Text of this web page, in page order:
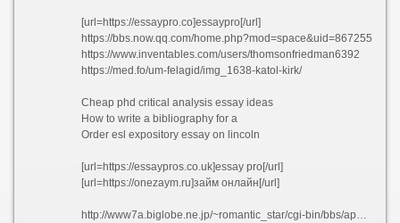
[url=https://essaypro.co]essaypro[/url]
https://bbs.now.qq.com/home.php?mod=space&uid=867255
https://www.inventables.com/users/thomsonfriedman6392
https://med.fo/um-felagid/img_1638-katol-kirk/
Cheap phd critical analysis essay ideas
How to write a bibliography for a
Order esl expository essay on lincoln
[url=https://essaypros.co.uk]essay pro[/url]
[url=https://onezaym.ru]займ онлайн[/url]
http://www7a.biglobe.ne.jp/~romantic_star/cgi-bin/bbs/apeboard_plus.cgi